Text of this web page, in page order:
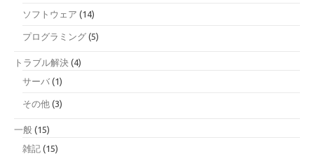
ソフトウェア (14)
プログラミング (5)
トラブル解決 (4)
サーバ (1)
その他 (3)
一般 (15)
雑記 (15)